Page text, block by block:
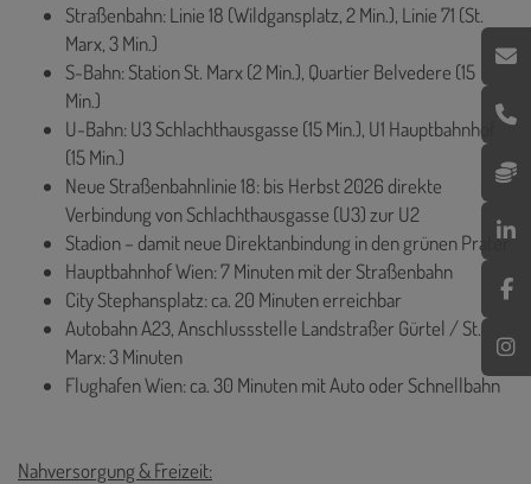
Straßenbahn: Linie 18 (Wildgansplatz, 2 Min.), Linie 71 (St.
Marx, 3 Min.)
S-Bahn: Station St. Marx (2 Min.), Quartier Belvedere (15
Min.)
U-Bahn: U3 Schlachthausgasse (15 Min.), U1 Hauptbahnhof
(15 Min.)
Neue Straßenbahnlinie 18: bis Herbst 2026 direkte
Verbindung von Schlachthausgasse (U3) zur U2
Stadion – damit neue Direktanbindung in den grünen Prater
Hauptbahnhof Wien: 7 Minuten mit der Straßenbahn
City Stephansplatz: ca. 20 Minuten erreichbar
Autobahn A23, Anschlussstelle Landstraßer Gürtel / St.
Marx: 3 Minuten
Flughafen Wien: ca. 30 Minuten mit Auto oder Schnellbahn
Nahversorgung & Freizeit: